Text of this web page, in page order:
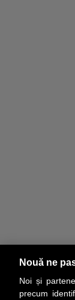
Nouă ne
Noi și
precum